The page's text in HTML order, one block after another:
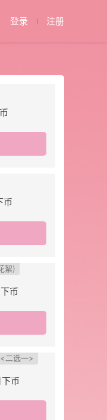
登录 注册
币
絮)
币
二选一>
下币